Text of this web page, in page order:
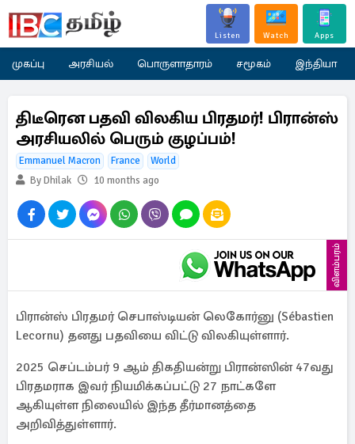
Listen Watch Apps
முகப்பு அரசியல் பொருளாதாரம் சமூகம் இந்தியா
திடீரென பதவி விலகிய பிரதமர்! பிரான்ஸ்
அரசியலில் பெரும் குழப்பம்!
Emmanuel Macron France
World
By Dhilak
10 months ago
விளம்பரம்
பிரான்ஸ் பிரதமர் செபாஸ்டியன் லெகோர்னு (Sébastien
Lecornu) தனது பதவியை விட்டு விலகியுள்ளார்.
2025 செப்டம்பர் 9 ஆம் திகதியன்று பிரான்ஸின் 47வது
பிரதமராக இவர் நியமிக்கப்பட்டு 27 நாட்களே
ஆகியுள்ள நிலையில் இந்த தீர்மானத்தை
அறிவித்துள்ளார்.